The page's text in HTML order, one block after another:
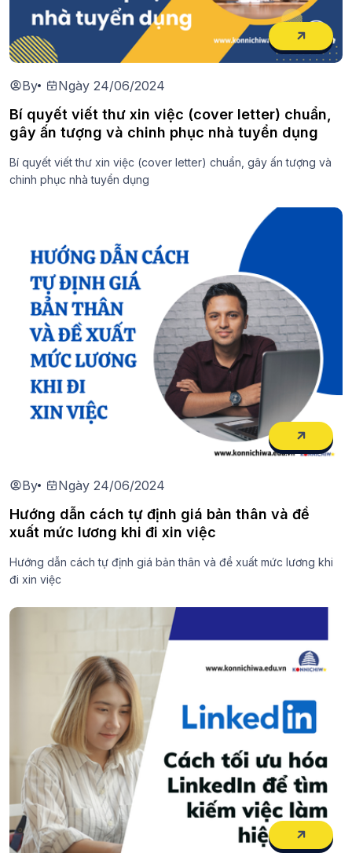
By Ngày 24/06/2024
Bí quyết viết thư xin việc (cover letter) chuẩn,
gây ấn tượng và chinh phục nhà tuyển dụng
Bí quyết viết thư xin việc (cover letter) chuẩn, gây ấn tượng và
chinh phục nhà tuyển dụng
By Ngày 24/06/2024
Hướng dẫn cách tự định giá bản thân và đề
xuất mức lương khi đi xin việc
Hướng dẫn cách tự định giá bản thân và đề xuất mức lương khi
đi xin việc